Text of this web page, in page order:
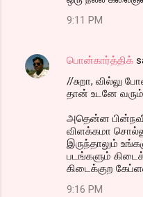
9:11 PM
பொன்கார்த்திக்
//சுறா, வில்லு
தான் உடனே
அதென்ன
விளக்கமா
இருந்தாலும்
படங்களும்
கிடைக்குற
9:16 PM